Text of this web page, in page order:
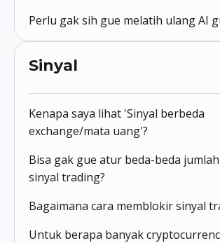
Perlu gak sih gue melatih ulang AI
Sinyal
Kenapa saya lihat 'Sinyal berbeda
exchange/mata uang'?
Bisa gak gue atur beda-beda
sinyal trading?
Bagaimana cara memblokir sinyal
Untuk berapa banyak